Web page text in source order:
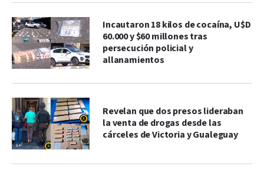
Incautaron 18 kilos de cocaína, U$D
60.000 y $60 millones tras
persecución policial y
allanamientos
Revelan que dos presos lideraban
la venta de drogas desde las
cárceles de Victoria y Gualeguay